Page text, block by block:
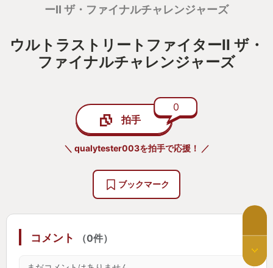
ーII ザ・ファイナルチャレンジャーズ
ウルトラストリートファイターII ザ・
ファイナルチャレンジャーズ
拍手
0
＼ qualytester003を拍手で応援！ ／
ブックマーク
コメント （0件）